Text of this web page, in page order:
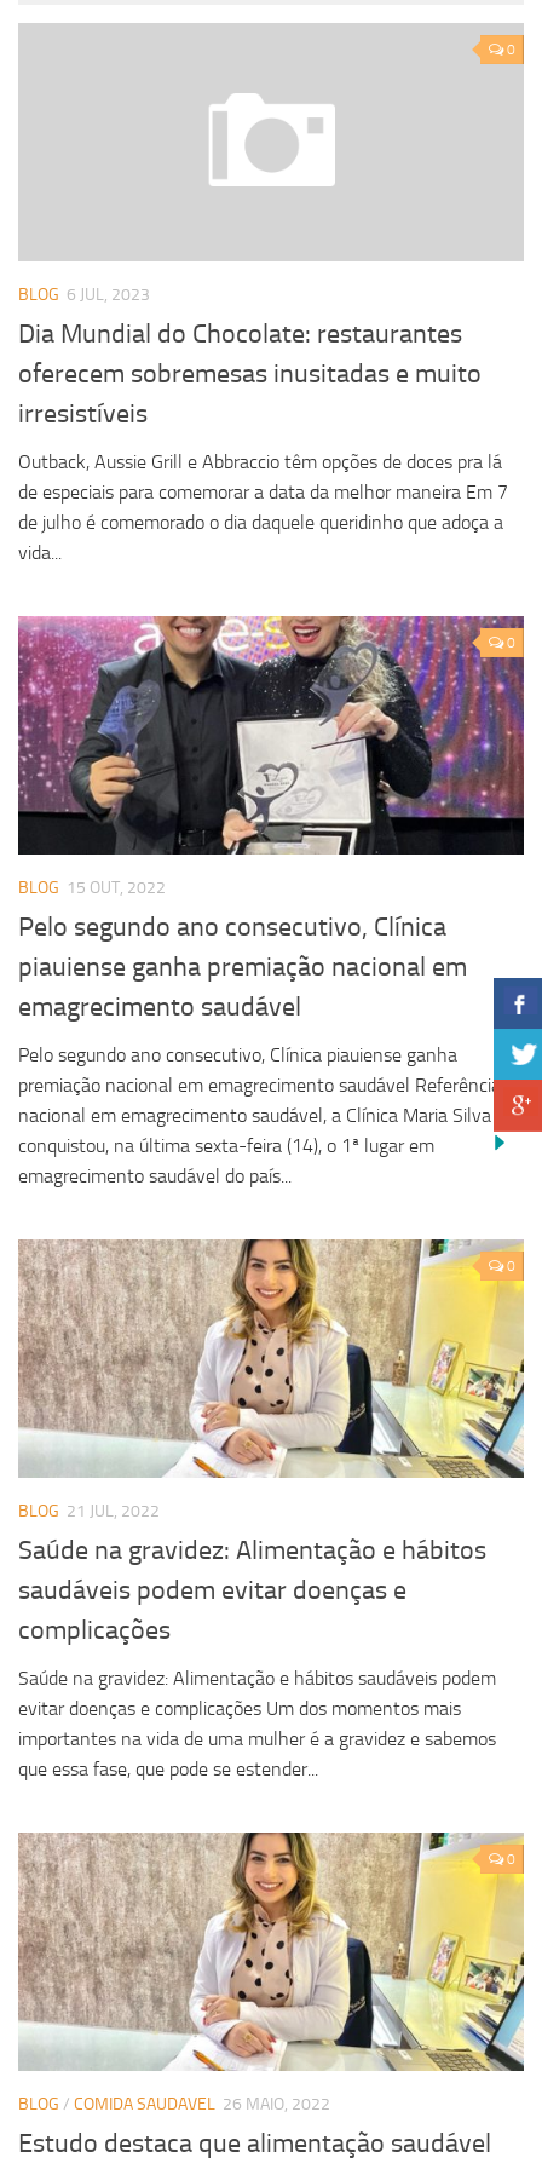
0
BLOG 6 JUL, 2023
Dia Mundial do Chocolate: restaurantes
oferecem sobremesas inusitadas e muito
irresistíveis
Outback, Aussie Grill e Abbraccio têm opções de doces pra lá
de especiais para comemorar a data da melhor maneira Em 7
de julho é comemorado o dia daquele queridinho que adoça a
vida...
0
BLOG 15 OUT, 2022
Pelo segundo ano consecutivo, Clínica
piauiense ganha premiação nacional em
emagrecimento saudável
Pelo segundo ano consecutivo, Clínica piauiense ganha
premiação nacional em emagrecimento saudável Referência
nacional em emagrecimento saudável, a Clínica Maria Silva
conquistou, na última sexta-feira (14), o 1ª lugar em
emagrecimento saudável do país...
0
BLOG 21 JUL, 2022
Saúde na gravidez: Alimentação e hábitos
saudáveis podem evitar doenças e
complicações
Saúde na gravidez: Alimentação e hábitos saudáveis podem
evitar doenças e complicações Um dos momentos mais
importantes na vida de uma mulher é a gravidez e sabemos
que essa fase, que pode se estender...
0
BLOG / COMIDA SAUDAVEL 26 MAIO, 2022
Estudo destaca que alimentação saudável